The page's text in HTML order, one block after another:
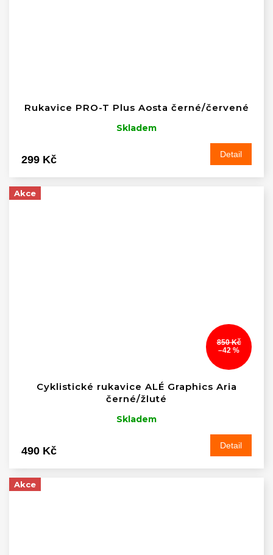
Rukavice PRO-T Plus Aosta černé/červené
Skladem
299 Kč Detail
Akce
850 Kč
–42 %
Cyklistické rukavice ALÉ Graphics Aria
černé/žluté
Skladem
490 Kč Detail
Akce